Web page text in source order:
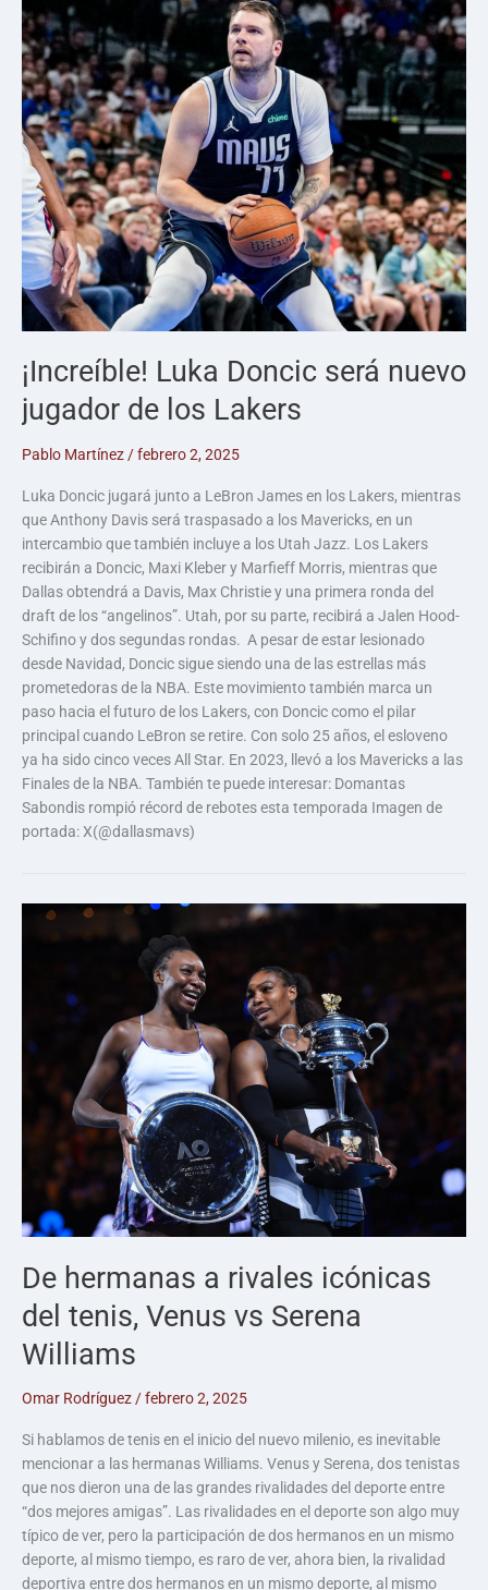
¡Increíble! Luka Doncic será nuevo
jugador de los Lakers
Pablo Martínez /febrero 2, 2025
Luka Doncic jugará junto a LeBron James en los Lakers, mientras
que Anthony Davis será traspasado a los Mavericks, en un
intercambio que también incluye a los Utah Jazz. Los Lakers
recibirán a Doncic, Maxi Kleber y Marfieff Morris, mientras que
Dallas obtendrá a Davis, Max Christie y una primera ronda del
draft de los “angelinos”. Utah, por su parte, recibirá a Jalen Hood-
Schifino y dos segundas rondas. A pesar de estar lesionado
desde Navidad, Doncic sigue siendo una de las estrellas más
prometedoras de la NBA. Este movimiento también marca un
paso hacia el futuro de los Lakers, con Doncic como el pilar
principal cuando LeBron se retire. Con solo 25 años, el esloveno
ya ha sido cinco veces All Star. En 2023, llevó a los Mavericks a las
Finales de la NBA. También te puede interesar: Domantas
Sabondis rompió récord de rebotes esta temporada Imagen de
portada: X(@dallasmavs)
De hermanas a rivales icónicas
del tenis, Venus vs Serena
Williams
Omar Rodríguez/febrero 2, 2025
Si hablamos de tenis en el inicio del nuevo milenio, es inevitable
mencionar a las hermanas Williams. Venus y Serena, dos tenistas
que nos dieron una de las grandes rivalidades del deporte entre
“dos mejores amigas”. Las rivalidades en el deporte son algo muy
típico de ver, pero la participación de dos hermanos en un mismo
deporte, al mismo tiempo, es raro de ver, ahora bien, la rivalidad
deportiva entre dos hermanos en un mismo deporte, al mismo